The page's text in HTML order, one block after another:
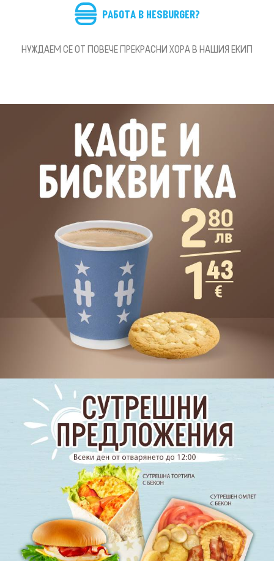
РАБОТА В HESBURGER?
НУЖДАЕМ СЕ ОТ ПОВЕЧЕ ПРЕКРАСНИ ХОРА В НАШИЯ ЕКИП